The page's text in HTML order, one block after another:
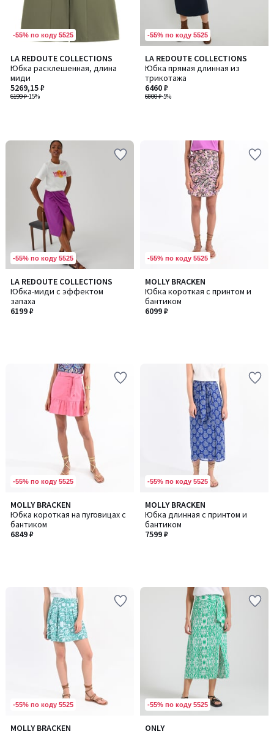
-55% по коду 5525
LA REDOUTE COLLECTIONS
Юбка расклешенная, длина
миди
6199 ₽-15%
5269,15 ₽
-55% по коду 5525
LA REDOUTE COLLECTIONS
Юбка прямая длинная из
трикотажа
6800 ₽-5%
6460 ₽
-55% по коду 5525
LA REDOUTE COLLECTIONS
Юбка-миди с эффектом
запаха
6199 ₽
-55% по коду 5525
MOLLY BRACKEN
Юбка короткая с принтом и
бантиком
6099 ₽
-55% по коду 5525
MOLLY BRACKEN
Юбка короткая на пуговицах с
бантиком
6849 ₽
-55% по коду 5525
MOLLY BRACKEN
Юбка длинная с принтом и
бантиком
7599 ₽
-55% по коду 5525
MOLLY BRACKEN
-55% по коду 5525
ONLY
5